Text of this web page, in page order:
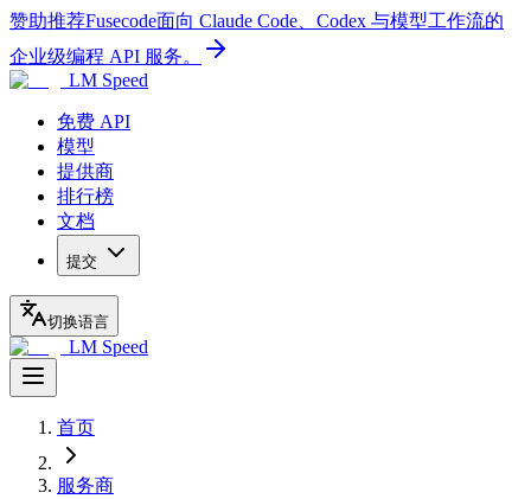
赞助推荐Fusecode面向 Claude Code、Codex 与模型工作流的
企业级编程 API 服务。
LM Speed
免费 API
模型
提供商
排行榜
文档
提交
切换语言
LM Speed
首页
服务商